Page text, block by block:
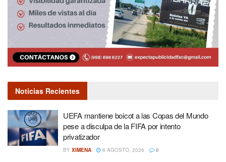
Noticias Recientes
UEFA mantiene boicot a las Copas del Mundo
pese a disculpa de la FIFA por intento
privatizador
BY XIMENA 6 AGOSTO, 2026 0